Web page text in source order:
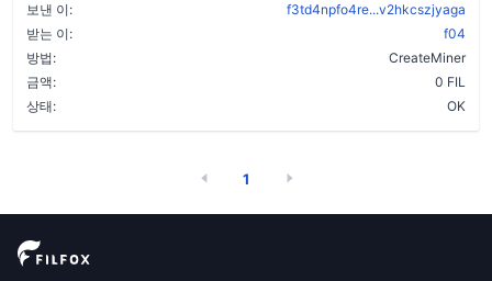
보낸 이:
f3td4npfo4re...v2hkcszjyaga
받는 이:
f04
방법:
CreateMiner
금액:
0 FIL
상태:
OK
1